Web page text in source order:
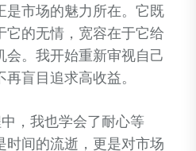
是市场的魅力所在。它既
的无情，宽容在于它给
。我开始重新审视自己
盲目追求高收益。
，我也学会了耐心等
间的流逝，更是对市场